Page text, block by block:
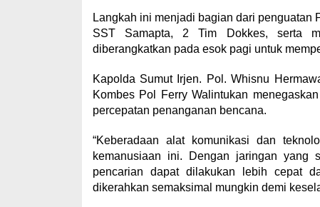
Langkah ini menjadi bagian dari penguatan
SST Samapta, 2 Tim Dokkes, serta
diberangkatkan pada esok pagi untuk
Kapolda Sumut Irjen. Pol. Whisnu
Kombes Pol Ferry Walintukan
percepatan penanganan bencana.
“Keberadaan alat komunikasi dan
kemanusiaan ini. Dengan jaringan yang
pencarian dapat dilakukan lebih cepat
dikerahkan semaksimal mungkin demi